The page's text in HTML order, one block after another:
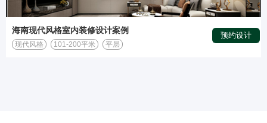
海南现代风格室内装修设计案例
现代风格 101-200平米 平层
预约设计